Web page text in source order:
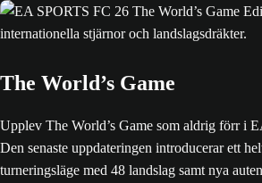
The World’s Game
Upplev The World’s Game som aldrig förr i
Den senaste uppdateringen introducerar ett
turneringsläge med 48 landslag samt nya